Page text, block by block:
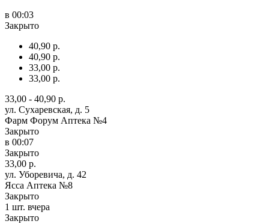
в 00:03
Закрыто
40,90 р.
40,90 р.
33,00 р.
33,00 р.
33,00 - 40,90 р.
ул. Сухаревская, д. 5
Фарм Форум Аптека №4
Закрыто
в 00:07
Закрыто
33,00 р.
ул. Уборевича, д. 42
Ясса Аптека №8
Закрыто
1 шт. вчера
Закрыто